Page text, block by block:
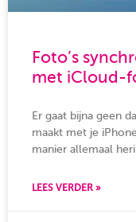
Foto’s
met iCloud-
Er gaat bijna geen
maakt met je
manier allemaal
LEES VERDER »